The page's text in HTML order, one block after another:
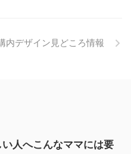
内デザイン見どころ情報
人へこんなママには要